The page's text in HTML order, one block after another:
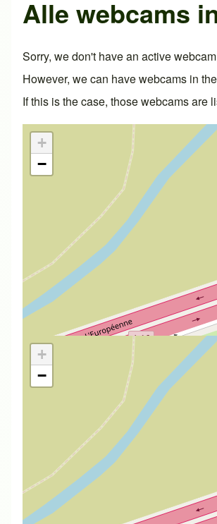
Alle webcams
Sorry, we don't have an active
However, we can have webcams in
If this is the case, those webcams are
+
−
+
−